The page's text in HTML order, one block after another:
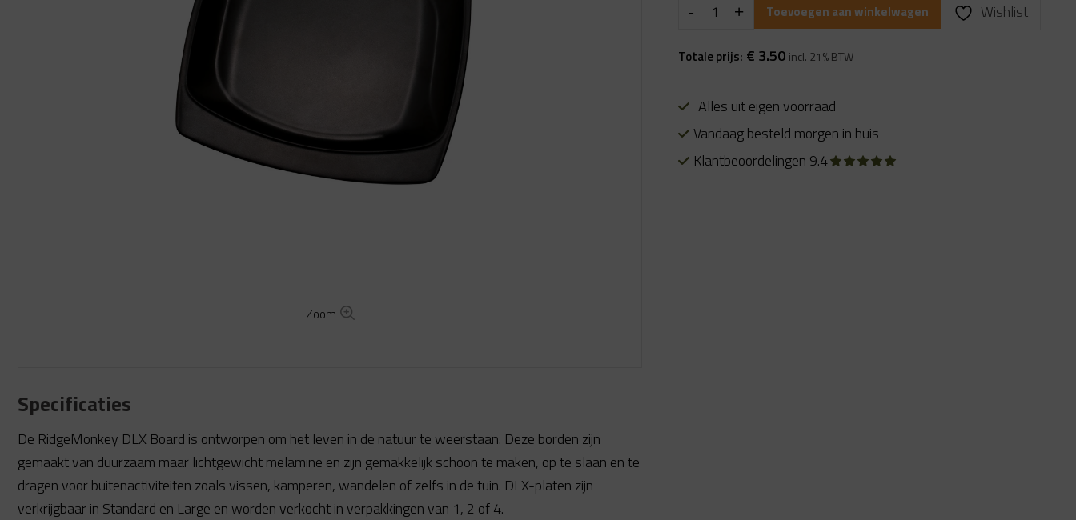
Zoom
Toevoegen aan winkelwagen Wishlist
Totale prijs: € 3.50 incl. 21% BTW
Alles uit eigen voorraad
Vandaag besteld morgen in huis
Klantbeoordelingen 9.4
Specificaties
De RidgeMonkey DLX Board is ontworpen om het leven in de natuur te weerstaan. Deze borden zijn
gemaakt van duurzaam maar lichtgewicht melamine en zijn gemakkelijk schoon te maken, op te slaan en te
dragen voor buitenactiviteiten zoals vissen, kamperen, wandelen of zelfs in de tuin. DLX-platen zijn
verkrijgbaar in Standard en Large en worden verkocht in verpakkingen van 1, 2 of 4.